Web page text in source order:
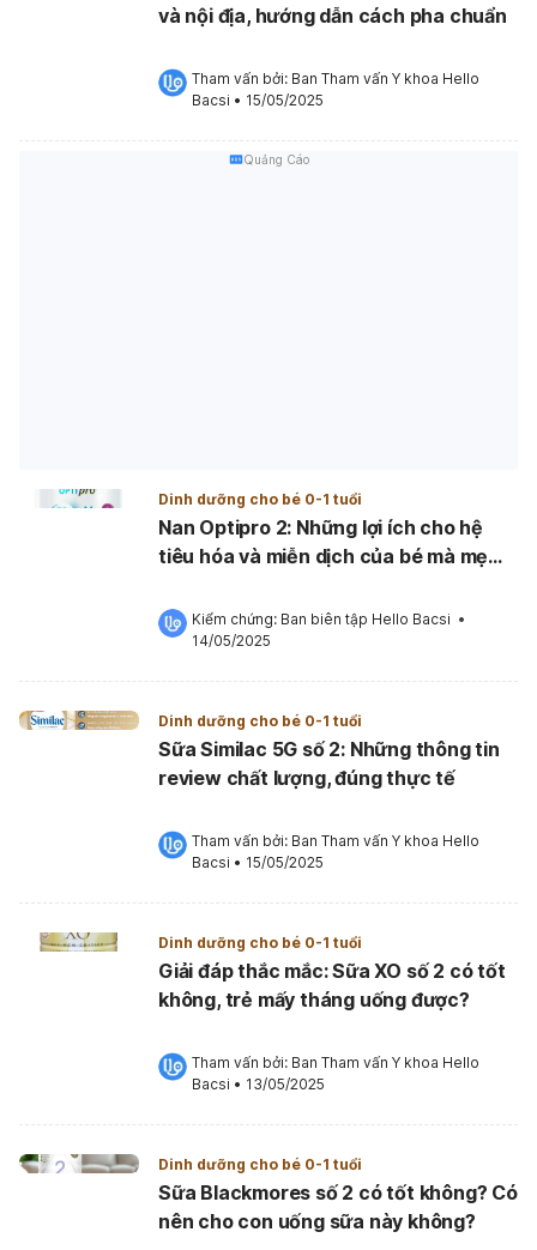
và nội địa, hướng dẫn cách pha chuẩn
Tham vấn bởi: Ban Tham vấn Y khoa Hello
Bacsi • 15/05/2025
Quảng Cáo
Dinh dưỡng cho bé 0-1 tuổi
Nan Optipro 2: Những lợi ích cho hệ
tiêu hóa và miễn dịch của bé mà mẹ
Kiểm chứng: Ban biên tập Hello Bacsi •
14/05/2025
Dinh dưỡng cho bé 0-1 tuổi
Sữa Similac 5G số 2: Những thông tin
review chất lượng, đúng thực tế
Tham vấn bởi: Ban Tham vấn Y khoa Hello
Bacsi • 15/05/2025
Dinh dưỡng cho bé 0-1 tuổi
Giải đáp thắc mắc: Sữa XO số 2 có tốt
không, trẻ mấy tháng uống được?
Tham vấn bởi: Ban Tham vấn Y khoa Hello
Bacsi • 13/05/2025
Dinh dưỡng cho bé 0-1 tuổi
Sữa Blackmores số 2 có tốt không? Có
nên cho con uống sữa này không?